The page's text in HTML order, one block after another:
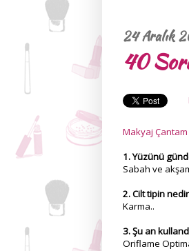
24 Aralık
40
Makyaj Çantam
1. Yüzünü
Sabah ve
2. Cilt tipin
Karma..
3. Şu an
Oriflame